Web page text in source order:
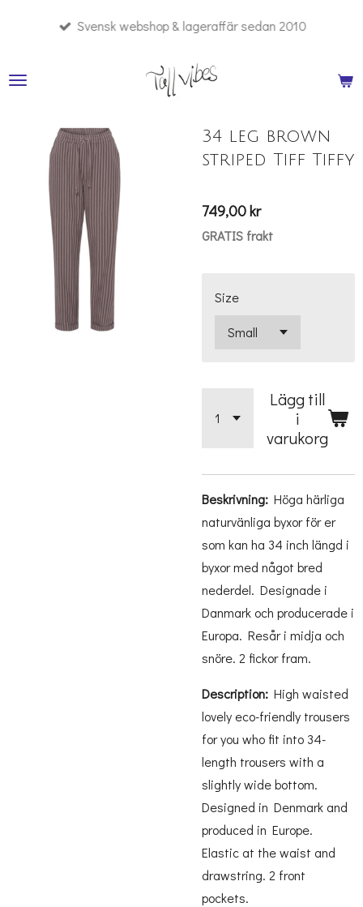
Svensk webshop & lageraffär sedan 2010
34 leg brown
striped Tiff Tiffy
749,00 kr
GRATIS frakt
Size
Lägg till
i
varukorg
Beskrivning: Höga härliga
naturvänliga byxor för er
som kan ha 34 inch längd i
byxor med något bred
nederdel. Designade i
Danmark och producerade i
Europa. Resår i midja och
snöre. 2 fickor fram.
Description: High waisted
lovely eco-friendly trousers
for you who fit into 34-
length trousers with a
slightly wide bottom.
Designed in Denmark and
produced in Europe.
Elastic at the waist and
drawstring. 2 front
pockets.